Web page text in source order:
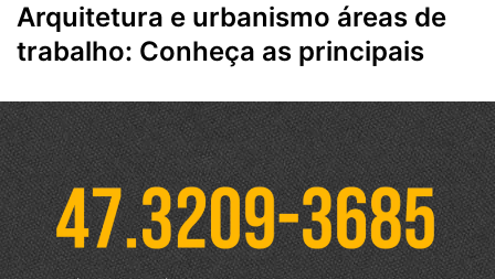
Arquitetura e urbanismo áreas de
trabalho: Conheça as principais